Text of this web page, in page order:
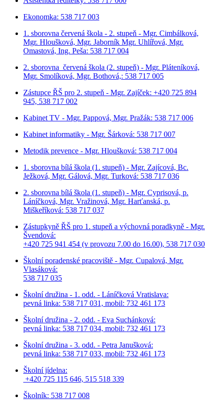
Ekonomka: 538 717 003
1. sborovna červená škola - 2. stupeň - Mgr. Cimbálková,
Mgr. Hloušková, Mgr. Jaborník Mgr. Uhlířová, Mgr.
Omastová, Ing. Peša: 538 717 004
2. sborovna červená škola (2. stupeň) - Mgr. Pláteníková,
Mgr. Smolíková, Mgr. Bothová,: 538 717 005
Zástupce ŘŠ pro 2. stupeň - Mgr. Zajíček: +420 725 894
945, 538 717 002
Kabinet TV - Mgr. Pappová, Mgr. Pražák: 538 717 006
Kabinet informatiky - Mgr. Šárková: 538 717 007
Metodik prevence - Mgr. Hloušková: 538 717 004
1. sborovna bílá škola (1. stupeň) - Mgr. Zajícová, Bc.
Ježková, Mgr. Gálová, Mgr. Turková: 538 717 036
2. sborovna bílá škola (1. stupeň) - Mgr. Cyprisová, p.
Láníčková, Mgr. Vražinová, Mgr. Harťanská, p.
Miškeříková: 538 717 037
Zástupkyně ŘŠ pro 1. stupeň a výchovná poradkyně - Mgr.
Švendová:
+420 725 941 454 (v provozu 7.00 do 16.00), 538 717 030
Školní poradenské pracoviště - Mgr. Cupalová, Mgr.
Vlasáková:
538 717 035
Školní družina - 1. odd. - Láníčková Vratislava:
pevná linka: 538 717 031, mobil: 732 461 173
Školní družina - 2. odd. - Eva Suchánková:
pevná linka: 538 717 034, mobil: 732 461 173
Školní družina - 3. odd. - Petra Janušková:
pevná linka: 538 717 033, mobil: 732 461 173
Školní jídelna:
+420 725 115 646, 515 518 339
Školník: 538 717 008